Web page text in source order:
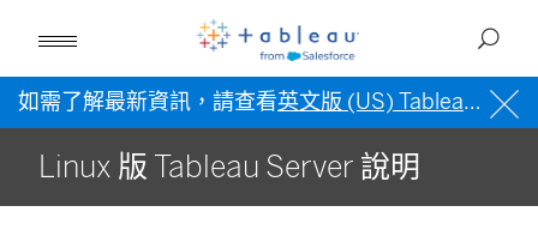
如需了解最新資訊，請查看英文版 (US) Tableau 說明
Linux 版 Tableau Server 說明